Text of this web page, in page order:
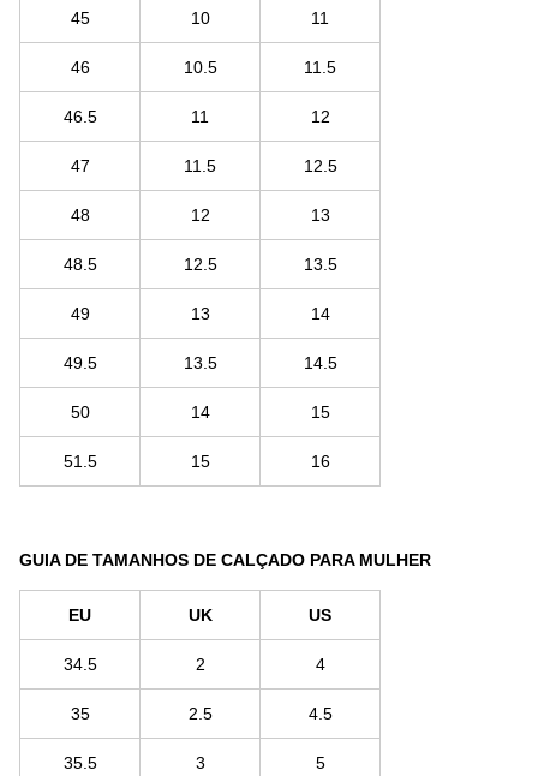
45 10 11
46 10.5 11.5
46.5 11 12
47 11.5 12.5
48 12 13
48.5 12.5 13.5
49 13 14
49.5 13.5 14.5
50 14 15
51.5 15 16
GUIA DE TAMANHOS DE CALÇADO PARA MULHER
EU UK US
34.5 2 4
35 2.5 4.5
35.5 3 5